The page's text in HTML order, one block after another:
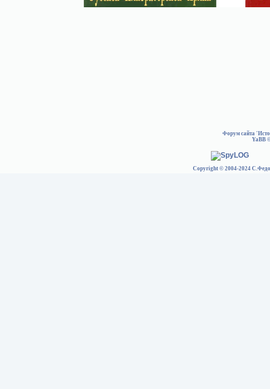
Форум сайта
YaBB
Copyright © 2004-2024